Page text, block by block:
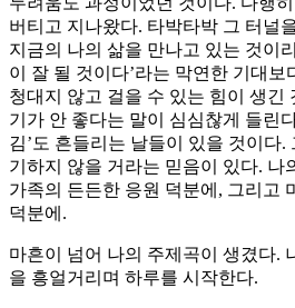
버티고 지나왔다. 타박타박 그 터널
지금의 나의 삶을 만나고 있는 것이
이 잘 될 것이다’라는 막연한 기대보
청대지 않고 걸을 수 있는 힘이 생긴
기가 안 좋다는 말이 심심찮게 들린
김’도 흔들리는 날들이 있을 것이다.
기하지 않을 거라는 믿음이 있다. 나
가족의 든든한 응원 덕분에, 그리고
덕분에.
마흔이 넘어 나의 주제곡이 생겼다.
을 흥얼거리며 하루를 시작한다.